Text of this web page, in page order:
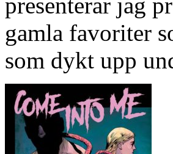
gamla favoriter
som dykt upp